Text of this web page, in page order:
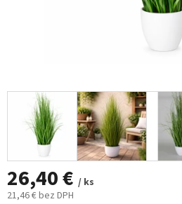
26,40 € / ks
21,46 € bez DPH